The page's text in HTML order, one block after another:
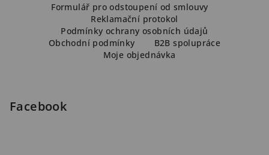
Formulář pro odstoupení od smlouvy
Reklamační protokol
Podmínky ochrany osobních údajů
Obchodní podmínky
B2B spolupráce
Moje objednávka
Facebook